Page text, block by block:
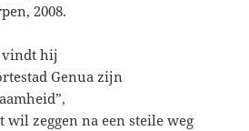
2008.
vindt hij
Genua zijn
wil zeggen na een steile weg